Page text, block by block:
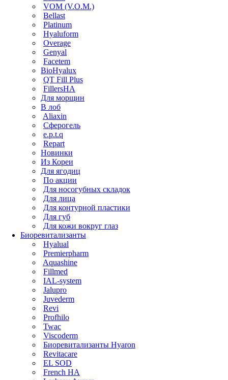
VOM (V.O.M.)
Bellast
Platinum
Hyaluform
Overage
Genyal
Facetem
BioHyalux
QT Fill Plus
FillersHA
Для морщин
В лоб
Aliaxin
Сферогель
e.p.t.q
Repart
Новинки
Из Кореи
Для ягодиц
По акции
Для носогубных складок
Для лица
Для контурной пластики
Для губ
Для кожи вокруг глаз
Биоревитализанты
Hyalual
Premierpharm
Aquashine
Fillmed
IAL-system
Jalupro
Juvederm
Revi
Profhilo
Twac
Viscoderm
Биоревитализанты Hyaron
Revitacare
EL SOD
French HA